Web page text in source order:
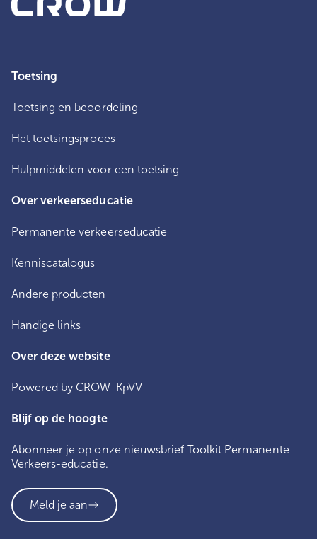
Toetsing
Toetsing en beoordeling
Het toetsingsproces
Hulpmiddelen voor een toetsing
Over verkeerseducatie
Permanente verkeerseducatie
Kenniscatalogus
Andere producten
Handige links
Over deze website
Powered by CROW-KpVV
Blijf op de hoogte
Abonneer je op onze nieuwsbrief Toolkit Permanente
Verkeers-educatie.
Meld je aan